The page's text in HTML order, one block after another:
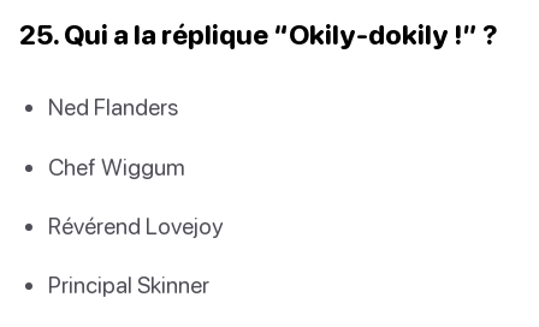
25. Qui a la réplique “Okily-dokily !” ?
Ned Flanders
Chef Wiggum
Révérend Lovejoy
Principal Skinner